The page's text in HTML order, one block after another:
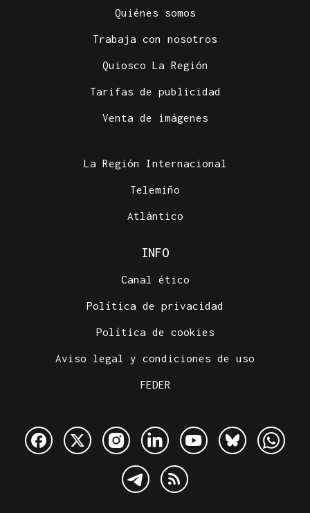
Quiénes somos
Trabaja con nosotros
Quiosco La Región
Tarifas de publicidad
Venta de imágenes
La Región Internacional
Telemiño
Atlántico
INFO
Canal ético
Política de privacidad
Política de cookies
Aviso legal y condiciones de uso
FEDER